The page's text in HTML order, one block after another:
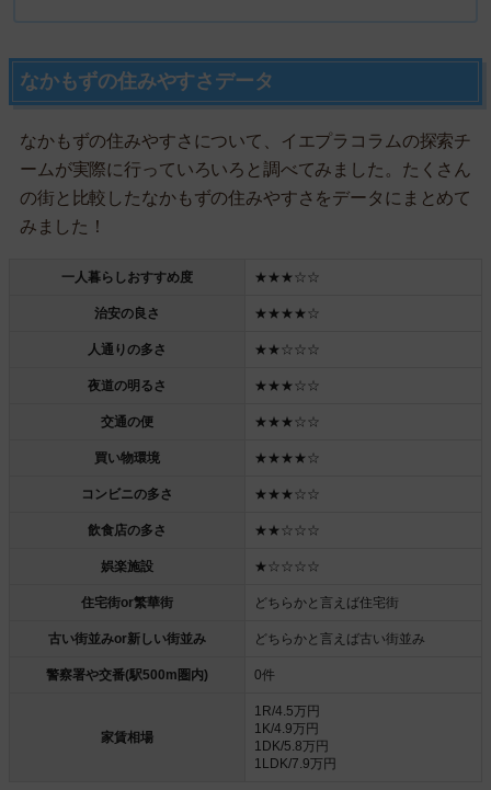
なかもずの住みやすさデータ
なかもずの住みやすさについて、イエプラコラムの探索チ
ームが実際に行っていろいろと調べてみました。たくさん
の街と比較したなかもずの住みやすさをデータにまとめて
みました！
一人暮らしおすすめ度 ★★★☆☆
治安の良さ ★★★★☆
人通りの多さ ★★☆☆☆
夜道の明るさ ★★★☆☆
交通の便 ★★★☆☆
買い物環境 ★★★★☆
コンビニの多さ ★★★☆☆
飲食店の多さ ★★☆☆☆
娯楽施設 ★☆☆☆☆
住宅街or繁華街 どちらかと言えば住宅街
古い街並みor新しい街並み どちらかと言えば古い街並み
警察署や交番(駅500m圏内) 0件
家賃相場
1R/4.5万円
1K/4.9万円
1DK/5.8万円
1LDK/7.9万円